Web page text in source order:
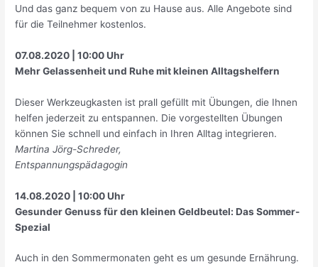
Und das ganz bequem von zu Hause aus. Alle Angebote sind
für die Teilnehmer kostenlos.
07.08.2020 | 10:00 Uhr
Mehr Gelassenheit und Ruhe mit kleinen Alltagshelfern
Dieser Werkzeugkasten ist prall gefüllt mit Übungen, die Ihnen
helfen jederzeit zu entspannen. Die vorgestellten Übungen
können Sie schnell und einfach in Ihren Alltag integrieren.
Martina Jörg-Schreder,
Entspannungspädagogin
14.08.2020 | 10:00 Uhr
Gesunder Genuss für den kleinen Geldbeutel: Das Sommer-
Spezial
Auch in den Sommermonaten geht es um gesunde Ernährung.